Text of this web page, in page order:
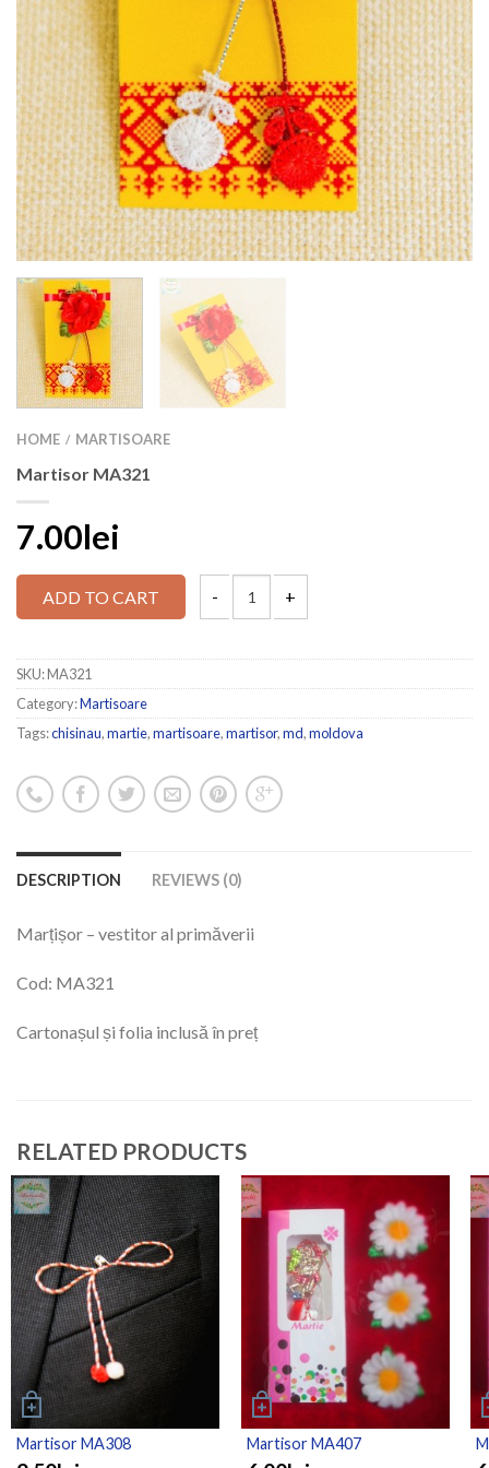
HOME / MARTISOARE
Martisor MA321
7.00lei
ADD TO CART
SKU:MA321
Category:Martisoare
Tags:chisinau,martie,martisoare,martisor,md,moldova
DESCRIPTION REVIEWS (0)
Marțișor – vestitor al primăverii
Cod: MA321
Cartonașul și folia inclusă în preț
RELATED PRODUCTS
Martisor MA308 Martisor MA407